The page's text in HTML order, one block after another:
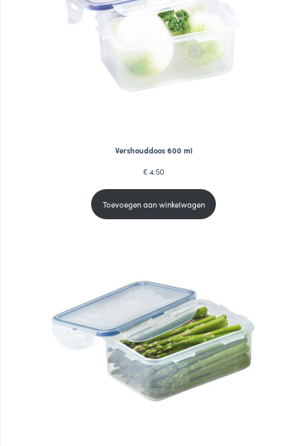
Vershouddoos 600 ml
€ 4.50
Toevoegen aan winkelwagen